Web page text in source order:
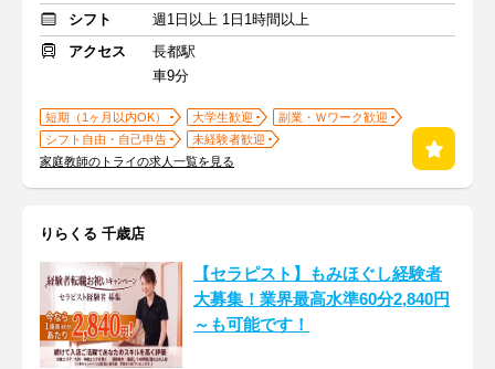
シフト
週1日以上 1日1時間以上
アクセス
長都駅
車9分
短期（1ヶ月以内OK） 大学生歓迎
副業・Ｗワーク歓迎
シフト自由・自己申告
未経験者歓迎
家庭教師のトライの求人一覧を見る
りらくる 千歳店
【セラピスト】もみほぐし経験者
大募集！業界最高水準60分2,840円
～も可能です！